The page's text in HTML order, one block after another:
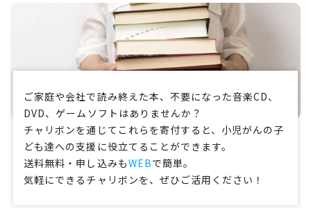
ご家庭や会社で読み終えた本、不要になった音楽CD、
DVD、ゲームソフトはありませんか？
チャリボンを通じてこれらを寄付すると、小児がんの子
ども達への支援に役立てることができます。
送料無料・申し込みもWEBで簡単。
気軽にできるチャリボンを、ぜひご活用ください！